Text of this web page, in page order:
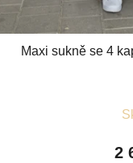
Maxi sukně se 4
2